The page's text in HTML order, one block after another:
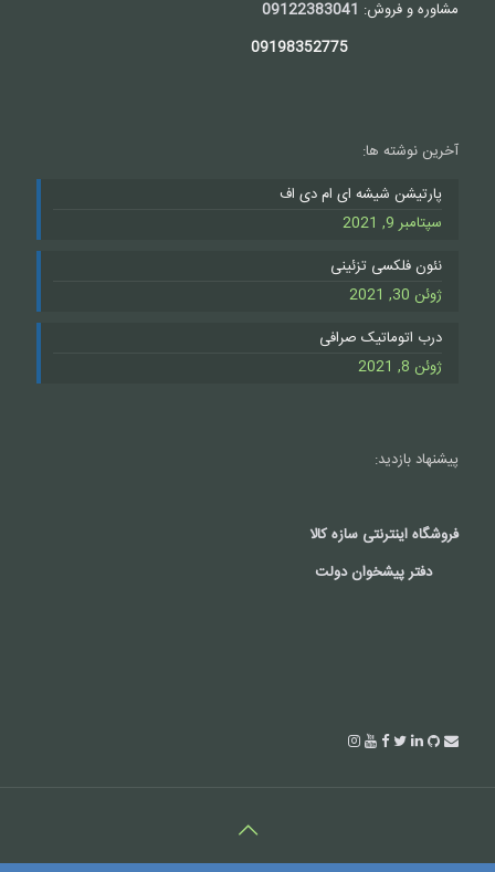
مشاوره و فروش: 09122383041
آخرین نوشته ها:
پارتیشن شیشه ای ام دی اف
سپتامبر 9, 2021
نئون فلکسی تزئینی
ژوئن 30, 2021
درب اتوماتیک صرافی
ژوئن 8, 2021
پیشنهاد بازدید:
فروشگاه اینترنتی سازه کالا
دفتر پیشخوان دولت